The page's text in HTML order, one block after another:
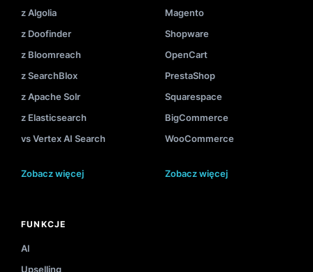
z Algolia
z Doofinder
z Bloomreach
z SearchBlox
z Apache Solr
z Elasticsearch
vs Vertex AI Search
Zobacz więcej
Magento
Shopware
OpenCart
PrestaShop
Squarespace
BigCommerce
WooCommerce
Zobacz więcej
FUNKCJE
AI
Upselling